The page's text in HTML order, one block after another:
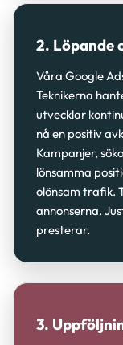
2. Löpande
Våra Google
Teknikerna
utvecklar
nå en positiv
Kampanjer,
lönsamma
olönsam trafik.
annonserna.
presterar.
3.